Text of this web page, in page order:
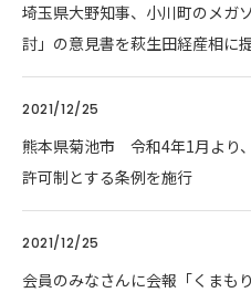
埼玉県大野知事、小川町のメガ
討」の意見書を萩生田経産相に
2021/12/25
熊本県菊池市 令和4年1月より
許可制とする条例を施行
2021/12/25
会員のみなさんに会報「くまも